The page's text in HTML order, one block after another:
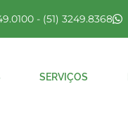
- (51) 3249.8368
SERVIÇOS